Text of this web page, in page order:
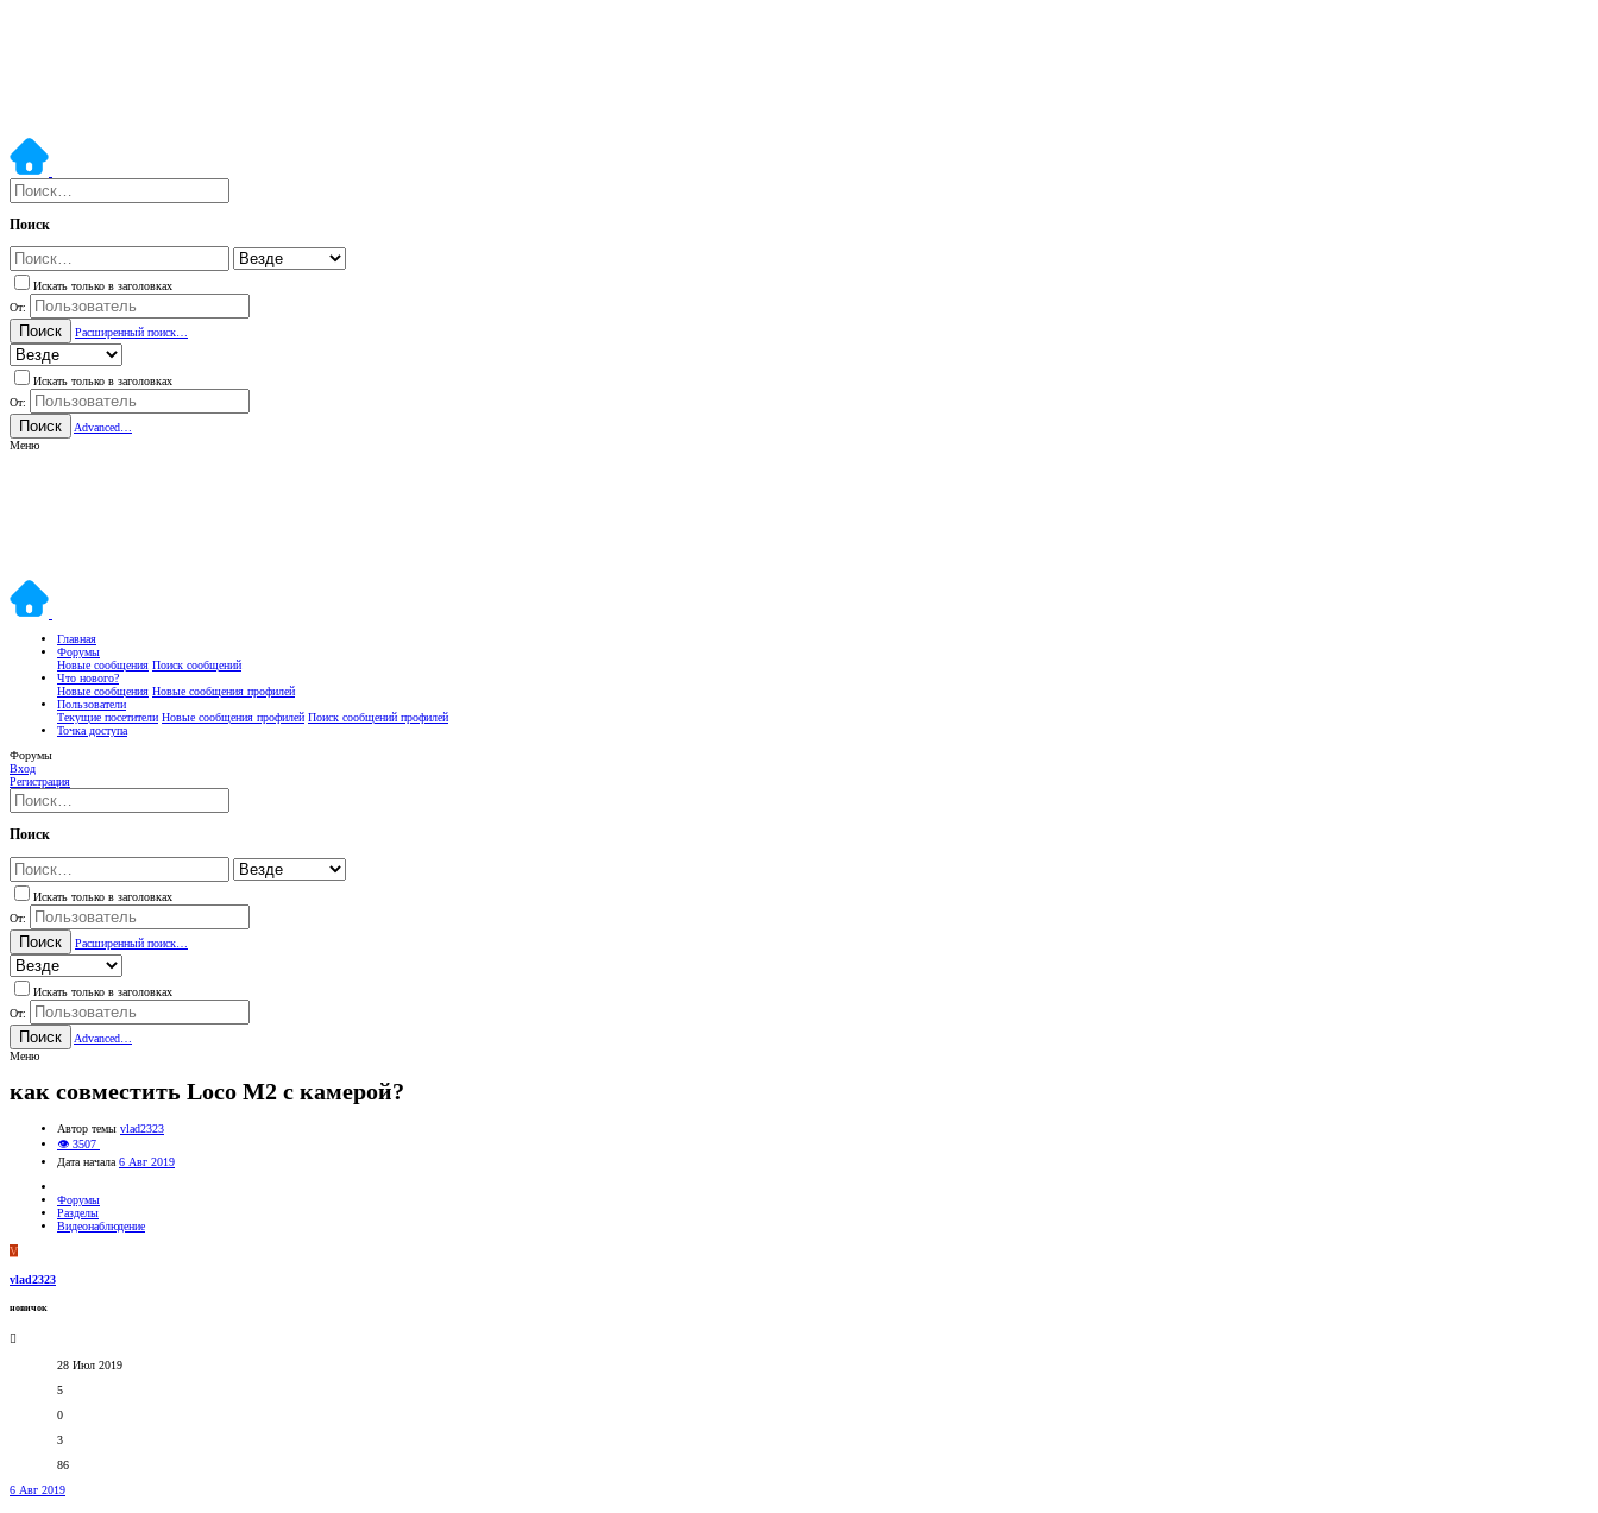
Поиск
Искать только в заголовках
От:
Поиск Расширенный поиск…
Искать только в заголовках
От:
Поиск
Advanced…
Меню
Главная
Форумы
Новые сообщения Поиск сообщений
Что нового?
Новые сообщения Новые сообщения профилей
Пользователи
Текущие посетители Новые сообщения профилей Поиск сообщений профилей
Точка доступа
Форумы
Вход
Регистрация
Поиск
Искать только в заголовках
От:
Поиск Расширенный поиск…
Искать только в заголовках
От:
Поиск
Advanced…
Меню
как совместить Loco M2 c камерой?
Автор темы vlad2323
👁 3507
Дата начала 6 Авг 2019
Форумы
Разделы
Видеонаблюдение
V
vlad2323
новичок
28 Июл 2019
5
0
3
86
6 Авг 2019